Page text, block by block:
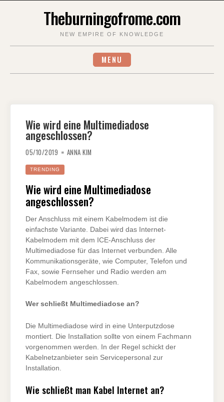
Theburningofrome.com
NEW EMPIRE OF KNOWLEDGE
MENU
Wie wird eine Multimediadose
angeschlossen?
05/10/2019 ANNA KIM
TRENDING
Wie wird eine Multimediadose
angeschlossen?
Der Anschluss mit einem Kabelmodem ist die
einfachste Variante. Dabei wird das Internet-
Kabelmodem mit dem ICE-Anschluss der
Multimediadose für das Internet verbunden. Alle
Kommunikationsgeräte, wie Computer, Telefon und
Fax, sowie Fernseher und Radio werden am
Kabelmodem angeschlossen.
Wer schließt Multimediadose an?
Die Multimediadose wird in eine Unterputzdose
montiert. Die Installation sollte von einem Fachmann
vorgenommen werden. In der Regel schickt der
Kabelnetzanbieter sein Servicepersonal zur
Installation.
Wie schließt man Kabel Internet an?